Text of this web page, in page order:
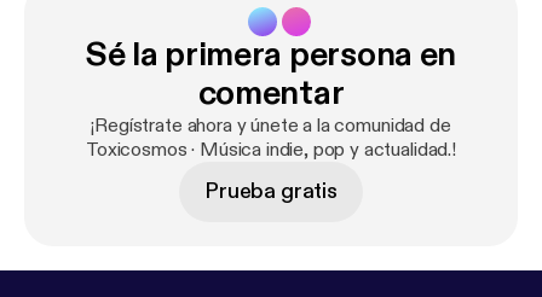
Ginebras, Shinova, Cora Yako, Pequeño Mal,
Levitants, Carlangas, Lina 1, Linda Guilala, Buenos
días Hiroshima, Estepario, Elena Carat, La 126,
Estela Gris, Mairena, Belo, Federica Tammaro, Las
Nietas del Charli, Primero Café, Buenatarde,
Invaders, DBaldomeros, Parade, Vivaluna y La
Sé la primera persona en
comentar
¡Regístrate ahora y únete a la comunidad de
Toxicosmos · Música indie, pop y actualidad.!
Prueba gratis